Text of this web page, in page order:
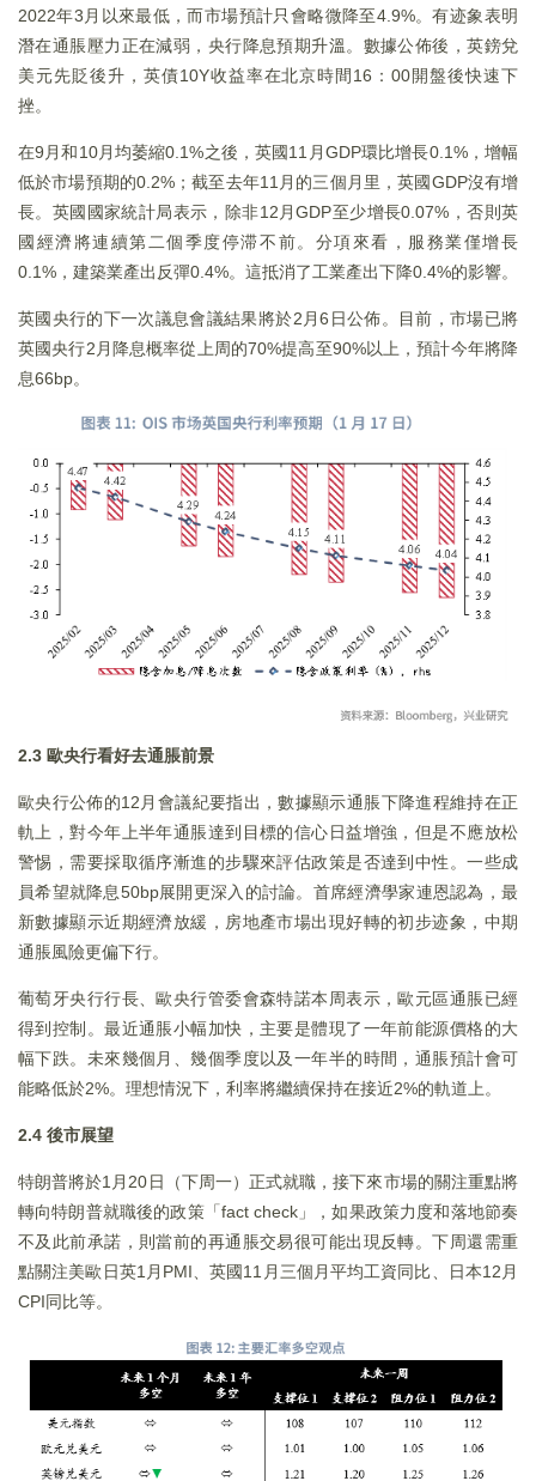
2022年3月以來最低，而市場預計只會略微降至4.9%。有迹象表明
潛在通脹壓力正在減弱，央行降息預期升溫。數據公佈後，英鎊兌
美元先貶後升，英債10Y收益率在北京時間16：00開盤後快速下
挫。
在9月和10月均萎縮0.1%之後，英國11月GDP環比增長0.1%，增幅
低於市場預期的0.2%；截至去年11月的三個月里，英國GDP沒有增
長。英國國家統計局表示，除非12月GDP至少增長0.07%，否則英
國經濟將連續第二個季度停滞不前。分項來看，服務業僅增長
0.1%，建築業產出反彈0.4%。這抵消了工業產出下降0.4%的影響。
英國央行的下一次議息會議結果將於2月6日公佈。目前，市場已將
英國央行2月降息概率從上周的70%提高至90%以上，預計今年將降
息66bp。
2.3 歐央行看好去通脹前景
歐央行公佈的12月會議紀要指出，數據顯示通脹下降進程維持在正
軌上，對今年上半年通脹達到目標的信心日益增強，但是不應放松
警惕，需要採取循序漸進的步驟來評估政策是否達到中性。一些成
員希望就降息50bp展開更深入的討論。首席經濟學家連恩認為，最
新數據顯示近期經濟放緩，房地產市場出現好轉的初步迹象，中期
通脹風險更偏下行。
葡萄牙央行行長、歐央行管委會森特諾本周表示，歐元區通脹已經
得到控制。最近通脹小幅加快，主要是體現了一年前能源價格的大
幅下跌。未來幾個月、幾個季度以及一年半的時間，通脹預計會可
能略低於2%。理想情況下，利率將繼續保持在接近2%的軌道上。
2.4 後市展望
特朗普將於1月20日（下周一）正式就職，接下來市場的關注重點將
轉向特朗普就職後的政策「fact check」，如果政策力度和落地節奏
不及此前承諾，則當前的再通脹交易很可能出現反轉。下周還需重
點關注美歐日英1月PMI、英國11月三個月平均工資同比、日本12月
CPI同比等。